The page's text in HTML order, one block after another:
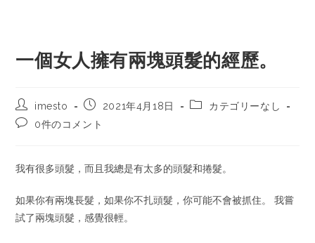
一個女人擁有兩塊頭髮的經歷。
imesto 2021年4月18日
カテゴリーなし
0件のコメント
我有很多頭髮，而且我總是有太多的頭髮和捲髮。
如果你有兩塊長髮，如果你不扎頭髮，你可能不會被抓住。 我嘗
試了兩塊頭髮，感覺很輕。